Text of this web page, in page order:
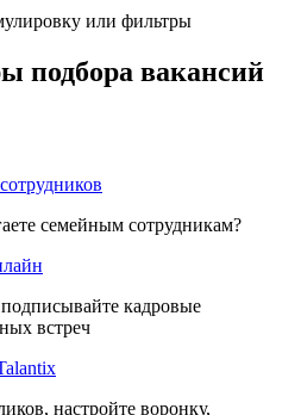
или фильтры
подбора вакансий
семейным сотрудникам?
кадровые
встреч
настройте воронку,